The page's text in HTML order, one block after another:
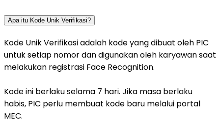
Apa itu Kode Unik Verifikasi?
Kode Unik Verifikasi adalah kode yang dibuat oleh PIC
untuk setiap nomor dan digunakan oleh karyawan saat
melakukan registrasi Face Recognition.
Kode ini berlaku selama 7 hari. Jika masa berlaku
habis, PIC perlu membuat kode baru melalui portal
MEC.